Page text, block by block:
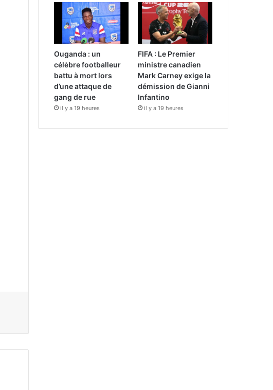
Ouganda : un
célèbre footballeur
battu à mort lors
d’une attaque de
gang de rue
il y a 19 heures
FIFA : Le Premier
ministre canadien
Mark Carney exige la
démission de Gianni
Infantino
il y a 19 heures